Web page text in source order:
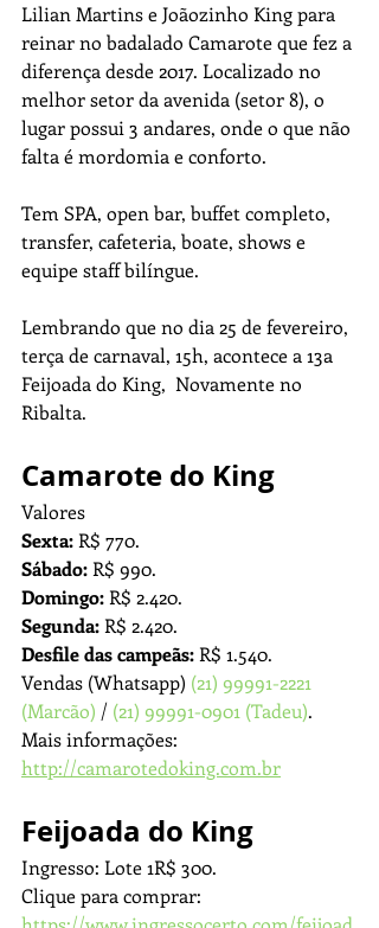
Lilian Martins e Joãozinho King para
reinar no badalado Camarote que fez a
diferença desde 2017. Localizado no
melhor setor da avenida (setor 8), o
lugar possui 3 andares, onde o que não
falta é mordomia e conforto.
Tem SPA, open bar, buffet completo,
transfer, cafeteria, boate, shows e
equipe staff bilíngue.
Lembrando que no dia 25 de fevereiro,
terça de carnaval, 15h, acontece a 13a
Feijoada do King,  Novamente no
Ribalta.
Camarote do King
Valores
Sexta: R$ 770.
Sábado: R$ 990.
Domingo: R$ 2.420.
Segunda: R$ 2.420.
Desfile das campeãs: R$ 1.540.
Vendas (Whatsapp) (21) 99991-2221
(Marcão) / (21) 99991-0901 (Tadeu).
Mais informações:
http://camarotedoking.com.br
Feijoada do King
Ingresso: Lote 1R$ 300.
Clique para comprar: